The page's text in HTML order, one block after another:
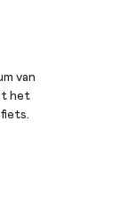
van
het